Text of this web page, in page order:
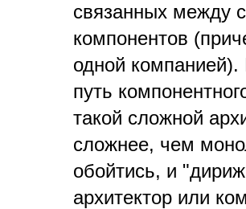
связанных между
компонентов
одной компанией).
путь
такой сложной
сложнее, чем
обойтись, и
архитектор или